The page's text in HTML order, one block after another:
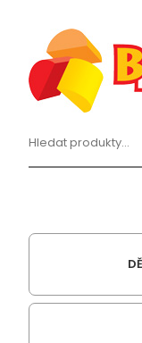
Hledat: